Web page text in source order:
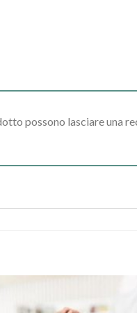
possono lasciare una